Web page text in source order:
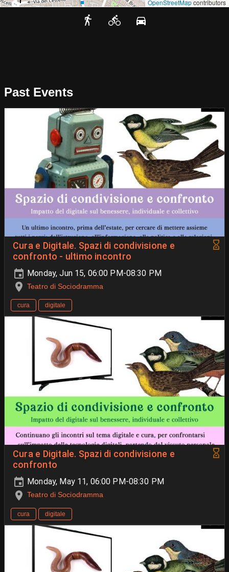
OpenStreetMapcontributors
Past Events
Cura e Digitale. Spazi di condivisione e
confronto - ultimo incontro
Monday, Jun 15, 06:00 PM-08:30 PM
Teatro di Sociodramma
cura digitale
Cura e Digitale. Spazi di condivisione e
confronto
Monday, May 11, 06:00 PM-08:30 PM
Teatro di Sociodramma
cura digitale